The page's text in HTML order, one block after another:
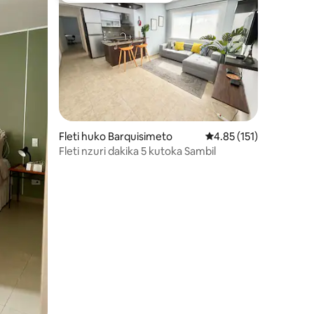
47
Fleti huko Barquisimeto Ukadiriaji wa wastani
4.85 (151)
Fleti nzuri dakika 5 kutoka Sambil